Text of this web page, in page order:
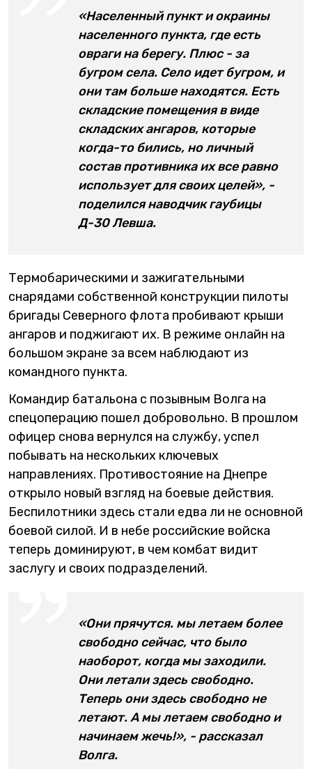
«Населенный пункт и окраины
населенного пункта, где есть
овраги на берегу. Плюс - за
бугром села. Село идет бугром, и
они там больше находятся. Есть
складские помещения в виде
складских ангаров, которые
когда-то бились, но личный
состав противника их все равно
использует для своих целей», -
поделился наводчик гаубицы
Д-30 Левша.
Термобарическими и зажигательными
снарядами собственной конструкции пилоты
бригады Северного флота пробивают крыши
ангаров и поджигают их. В режиме онлайн на
большом экране за всем наблюдают из
командного пункта.
Командир батальона с позывным Волга на
спецоперацию пошел добровольно. В прошлом
офицер снова вернулся на службу, успел
побывать на нескольких ключевых
направлениях. Противостояние на Днепре
открыло новый взгляд на боевые действия.
Беспилотники здесь стали едва ли не основной
боевой силой. И в небе российские войска
теперь доминируют, в чем комбат видит
заслугу и своих подразделений.
«Они прячутся. мы летаем более
свободно сейчас, что было
наоборот, когда мы заходили.
Они летали здесь свободно.
Теперь они здесь свободно не
летают. А мы летаем свободно и
начинаем жечь!», - рассказал
Волга.